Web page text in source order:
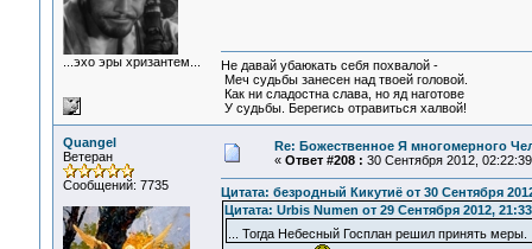
...эхо эры хризантем...
Не давай убаюкать себя похвалой -
Меч судьбы занесен над твоей головой.
Как ни сладостна слава, но яд наготове
У судьбы. Берегись отравиться халвой!
Quangel
Ветеран
Сообщений: 7735
Re: Божественное Я многомерного
« Ответ #208 : 30 Сентября 2012,
Цитата: безродный Кикутиё от 30 Сентября
Цитата: Urbis Numen от 29 Сентября 2012,
... Тогда Небесный Госплан решил принять